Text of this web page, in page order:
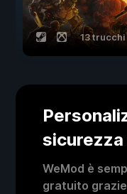
13 trucchi
WeMod è
gratuito